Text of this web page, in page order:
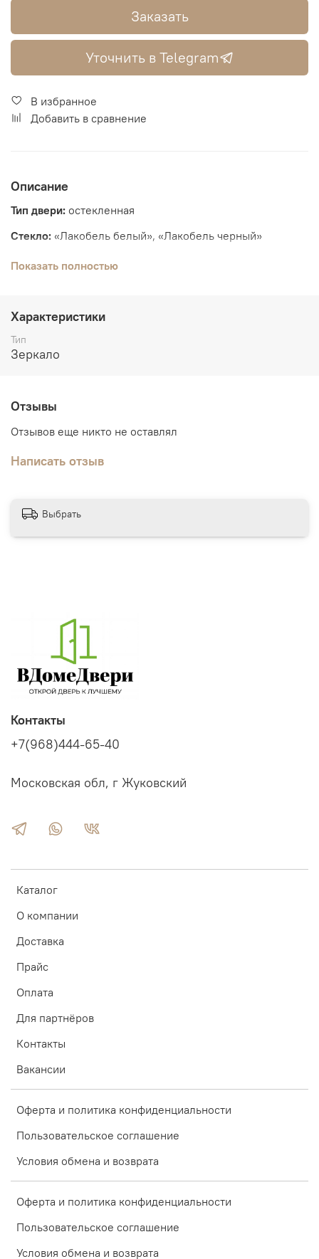
Заказать
Уточнить в Telegram
В избранное
Добавить в сравнение
Описание
Тип двери: остекленная
Стекло: «Лакобель белый», «Лакобель черный»
Толщина полотна:36 мм
Строение двери:Царговые двери сборно-разборной
конструкции, стоевые цельнозаполнены бруском
хвойных пород
Дополнительно:
Показать полностью
Характеристики
Тип
Зеркало
Отзывы
Отзывов еще никто не оставлял
Написать отзыв
Выбрать
Каталог
О компании
Доставка
Прайс
Оплата
Для партнёров
Контакты
Вакансии
Оферта и политика конфиденциальности
Пользовательское соглашение
Условия обмена и возврата
Оферта и политика конфиденциальности
Пользовательское соглашение
Условия обмена и возврата
Контакты
+7(968)444-65-40
Московская обл, г Жуковский